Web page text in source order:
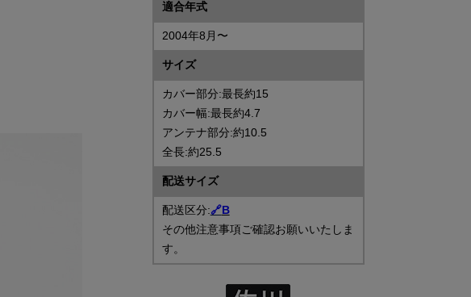
適合年式
2004年8月〜
サイズ
カバー部分:最長約15
カバー幅:最長約4.7
アンテナ部分:約10.5
全長:約25.5
配送サイズ
配送区分:🔗B
その他注意事項ご確認お願いいたしま
す。